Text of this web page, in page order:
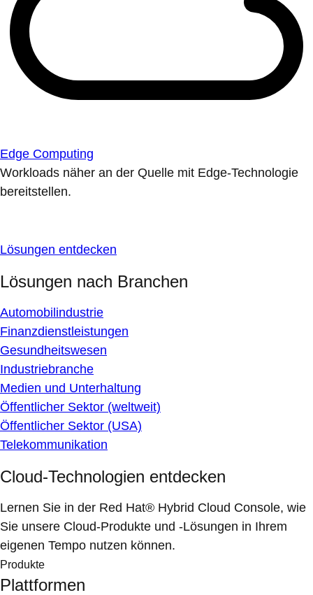
Edge Computing
Workloads näher an der Quelle mit Edge-Technologie
bereitstellen.
Lösungen entdecken
Lösungen nach Branchen
Automobilindustrie
Finanzdienstleistungen
Gesundheitswesen
Industriebranche
Medien und Unterhaltung
Öffentlicher Sektor (weltweit)
Öffentlicher Sektor (USA)
Telekommunikation
Cloud-Technologien entdecken
Lernen Sie in der Red Hat® Hybrid Cloud Console, wie
Sie unsere Cloud-Produkte und -Lösungen in Ihrem
eigenen Tempo nutzen können.
Produkte
Plattformen